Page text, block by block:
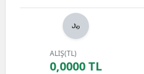
ALIŞ(TL)
0,0000 TL